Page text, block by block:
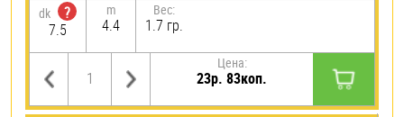
dk
?
7.5
m
4.4
Вес:
1.7 гр.
Цена:
23р. 83коп.